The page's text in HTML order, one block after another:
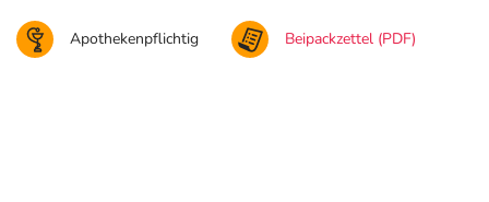
Apothekenpflichtig Beipackzettel (PDF)